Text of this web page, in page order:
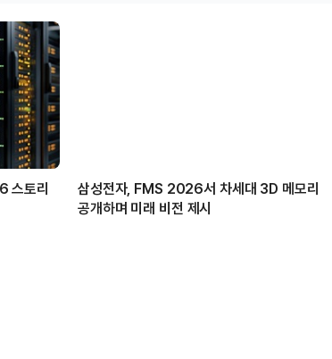
스토리
삼성전자, FMS 2026서 차세대 3D 메모리
공개하며 미래 비전 제시